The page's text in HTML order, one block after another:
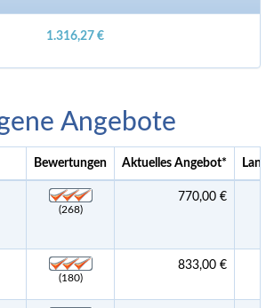
1.316,27 €
Angebote
Bewertungen Aktuelles Angebot* Land
(268)
770,00 €
(180)
833,00 €